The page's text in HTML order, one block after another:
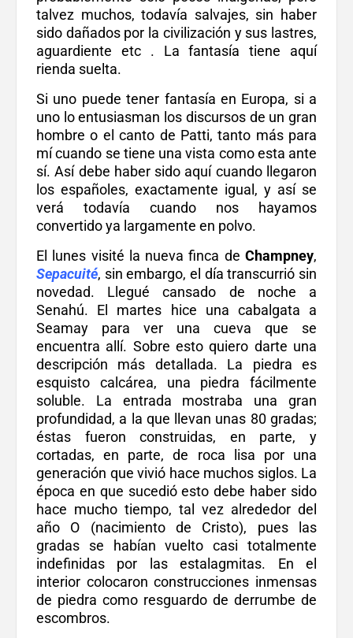
talvez muchos, todavía salvajes, sin haber
sido dañados por la civilización y sus lastres,
aguardiente etc . La fantasía tiene aquí
rienda suelta.
Si uno puede tener fantasía en Europa, si a
uno lo entusiasman los discursos de un gran
hombre o el canto de Patti, tanto más para
mí cuando se tiene una vista como esta ante
sí. Así debe haber sido aquí cuando llegaron
los españoles, exactamente igual, y así se
verá todavía cuando nos hayamos
convertido ya largamente en polvo.
El lunes visité la nueva finca de Champney,
Sepacuité, sin embargo, el día transcurrió sin
novedad. Llegué cansado de noche a
Senahú. El martes hice una cabalgata a
Seamay para ver una cueva que se
encuentra allí. Sobre esto quiero darte una
descripción más detallada. La piedra es
esquisto calcárea, una piedra fácilmente
soluble. La entrada mostraba una gran
profundidad, a la que llevan unas 80 gradas;
éstas fueron construidas, en parte, y
cortadas, en parte, de roca lisa por una
generación que vivió hace muchos siglos. La
época en que sucedió esto debe haber sido
hace mucho tiempo, tal vez alrededor del
año O (nacimiento de Cristo), pues las
gradas se habían vuelto casi totalmente
indefinidas por las estalagmitas. En el
interior colocaron construcciones inmensas
de piedra como resguardo de derrumbe de
escombros.